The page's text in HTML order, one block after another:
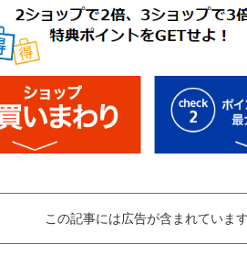
この記事には広告が含まれています